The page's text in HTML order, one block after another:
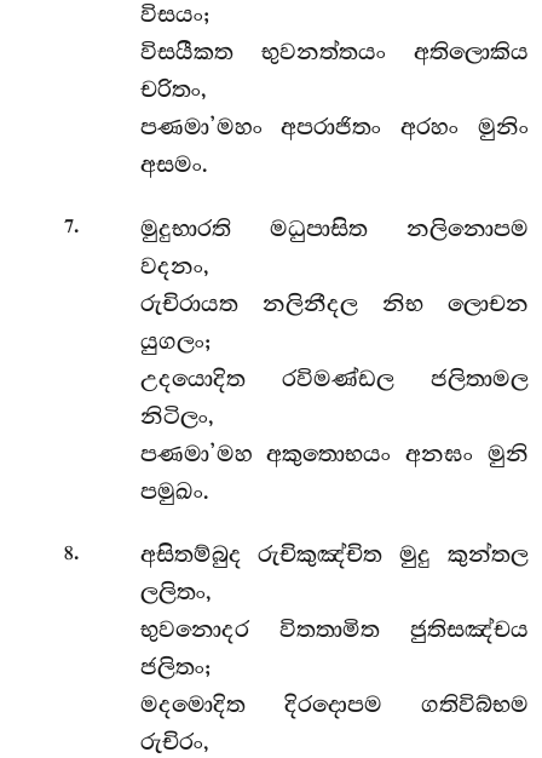
විසයං;
විසයීකත භුවනත්තයං අතිලොකිය
චරිතං,
පණමා’මහං අපරාජිතං අරහං මුනිං
අසමං.
7.
මුදුභාරති මධුපාසිත නලිනොපම
වදනං,
රුචිරායත නලිනීදල නිභ ලොචන
යුගලං;
උදයොදිත රවිමණ්ඩල ජලිතාමල
නිටිලං,
පණමා’මහ අකුතොභයං අනඝං මුනි
පමුඛං.
8.
අසිතම්බුද රුචිකුඤ්චිත මුදු කුන්තල
ලලිතං,
භුවනොදර විතතාමිත ජුතිසඤ්චය
ජලිතං;
මදමොදිත දිරදොපම ගතිවිබ්භම
රුචිරං,